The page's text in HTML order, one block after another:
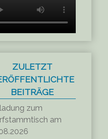
ZULETZT
BEITRÄGE
zum
am